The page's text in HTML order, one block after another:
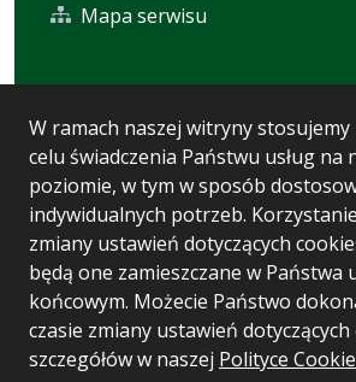
W ramach naszej witryny
celu świadczenia Państwu usług na
poziomie, w tym w sposób
indywidualnych potrzeb.
zmiany ustawień dotyczących
będą one zamieszczane w Państwa
końcowym. Możecie Państwo
czasie zmiany ustawień dotyczących
szczegółów w naszej Polityce
Mapa serwisu
Statystyki oglądalności
Ostatnio dodane
Polityka prywatności
Wersja systemu: 5.7.0 [93]